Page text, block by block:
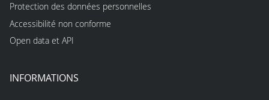
Protection des données personnelles
Accessibilité non conforme
Open data et API
INFORMATIONS